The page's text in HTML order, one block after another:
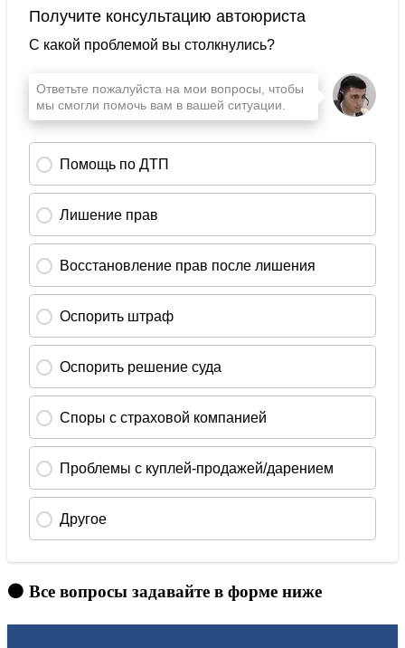
🟠 Все вопросы задавайте в форме ниже